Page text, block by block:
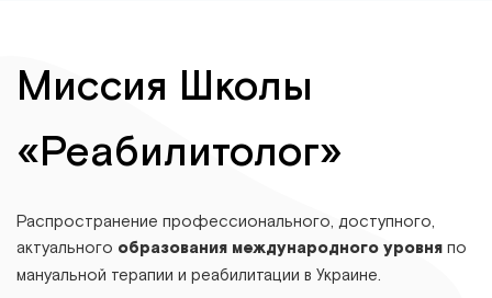
Миссия Школы
«Реабилитолог»
Распространение профессионального, доступного,
актуального образования международного уровня по
мануальной терапии и реабилитации в Украине.